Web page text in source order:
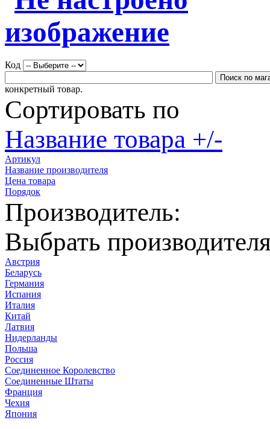
Код
конкретный товар.
Сортировать по
Название товара +/-
Артикул
Название производителя
Цена товара
Порядок
Производитель:
Выбрать
Австрия
Беларусь
Германия
Испания
Италия
Китай
Латвия
Нидерланды
Польша
Россия
Соединенное Королевство
Соединенные Штаты
Франция
Чехия
Япония